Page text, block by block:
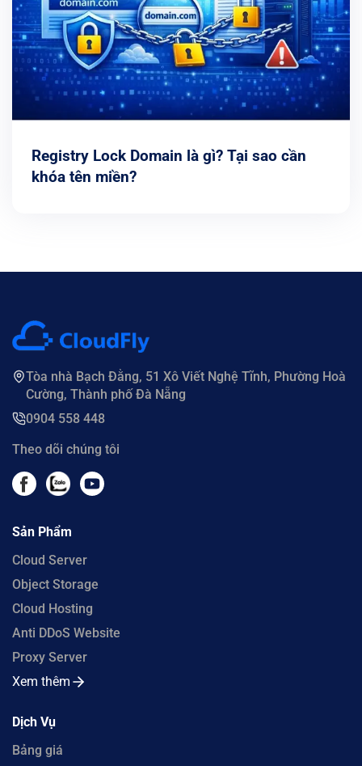
Registry Lock Domain là gì? Tại sao cần
khóa tên miền?
Tòa nhà Bạch Đằng, 51 Xô Viết Nghệ Tĩnh, Phường Hoà
Cường, Thành phố Đà Nẵng
0904 558 448
Theo dõi chúng tôi
Sản Phẩm
Cloud Server
Object Storage
Cloud Hosting
Anti DDoS Website
Proxy Server
Xem thêm
Dịch Vụ
Bảng giá